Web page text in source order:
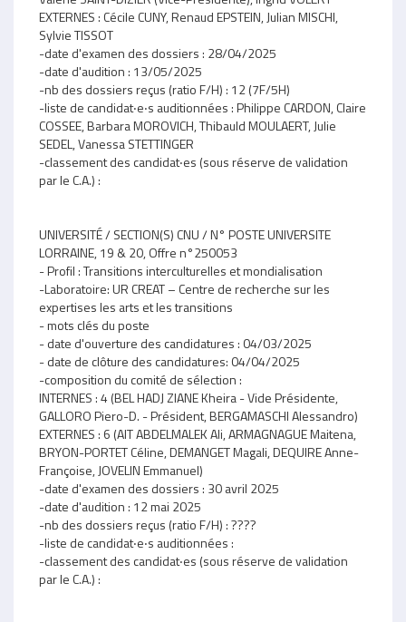
EXTERNES : Cécile CUNY, Renaud EPSTEIN, Julian MISCHI,
Sylvie TISSOT
-date d'examen des dossiers : 28/04/2025
-date d'audition : 13/05/2025
-nb des dossiers reçus (ratio F/H) : 12 (7F/5H)
-liste de candidat‧e‧s auditionnées : Philippe CARDON, Claire
COSSEE, Barbara MOROVICH, Thibauld MOULAERT, Julie
SEDEL, Vanessa STETTINGER
-classement des candidat‧es (sous réserve de validation
par le C.A.) :
UNIVERSITÉ / SECTION(S) CNU / N° POSTE UNIVERSITE
LORRAINE, 19 & 20, Offre n°250053
- Profil : Transitions interculturelles et mondialisation
-Laboratoire: UR CREAT – Centre de recherche sur les
expertises les arts et les transitions
- mots clés du poste
- date d'ouverture des candidatures : 04/03/2025
- date de clôture des candidatures: 04/04/2025
-composition du comité de sélection :
INTERNES : 4 (BEL HADJ ZIANE Kheira - Vide Présidente,
GALLORO Piero-D. - Président, BERGAMASCHI Alessandro)
EXTERNES : 6 (AIT ABDELMALEK Ali, ARMAGNAGUE Maitena,
BRYON-PORTET Céline, DEMANGET Magali, DEQUIRE Anne-
Françoise, JOVELIN Emmanuel)
-date d'examen des dossiers : 30 avril 2025
-date d'audition : 12 mai 2025
-nb des dossiers reçus (ratio F/H) : ????
-liste de candidat‧e‧s auditionnées :
-classement des candidat‧es (sous réserve de validation
par le C.A.) :